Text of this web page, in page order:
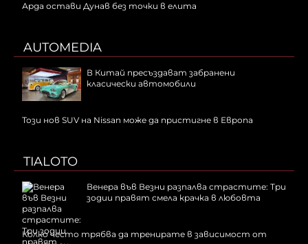
Арда остави Дунав без точки в елита
AUTOMEDIA
В Китай пресъздават забранени
класически автомобили
Този нов SUV на Nissan може да пристигне в Европа
TIALOTO
Венера във Везни разпалва страстите: Три
зодии правят смела крачка в любовта
Колко често трябва да тренирате в зависимост от